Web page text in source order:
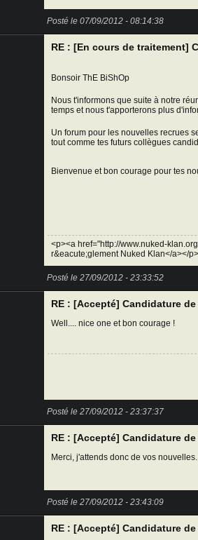
Posté le 07/09/2012 - 08:14:38
RE : [En cours de traitement]
Bonsoir ThE BiShOp
Nous t'informons que suite à notre
temps et nous t'apporterons plus
Un forum pour les nouvelles recrues
tout comme tes futurs collègues
Bienvenue et bon courage pour tes
<p><a href="http://www.nuked-
r&eacute;glement Nuked Klan</a></
Posté le 27/09/2012 - 23:33:52
RE : [Accepté] Candidature
Well.... nice one et bon courage !
Posté le 27/09/2012 - 23:37:37
RE : [Accepté] Candidature
Merci, j'attends donc de vos nouvelles.
Posté le 27/09/2012 - 23:43:09
RE : [Accepté] Candidature